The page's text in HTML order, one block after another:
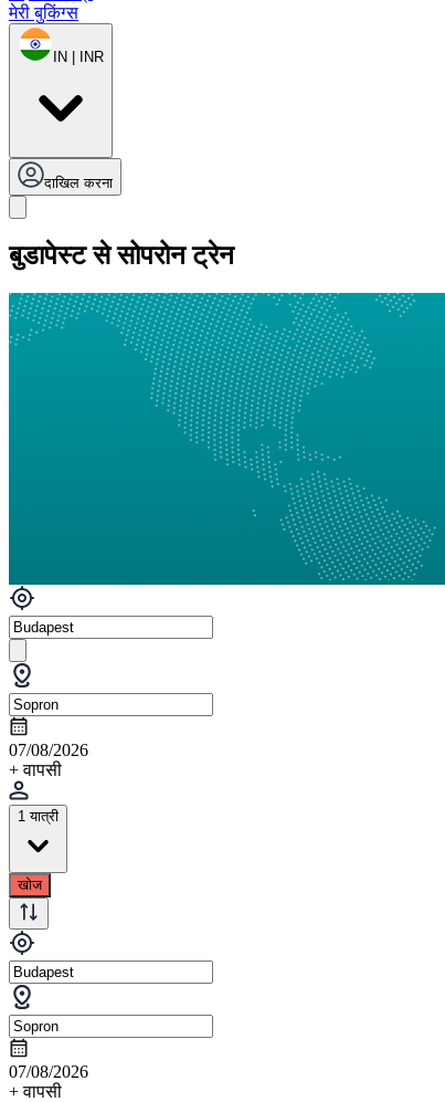
मेरी बुकिंग्स
IN | INR
दाखिल करना
बुडापेस्ट से सोपरोन ट्रेन
07/08/2026
+ वापसी
1 यात्री
खोज
07/08/2026
+ वापसी